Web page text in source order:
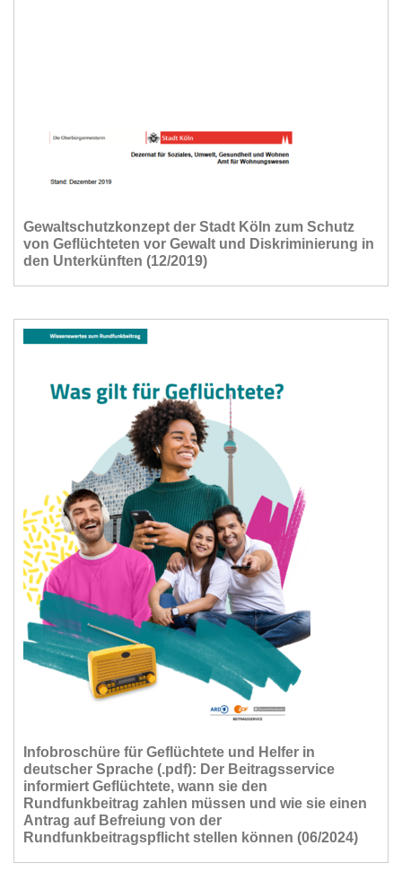
Gewaltschutzkonzept der Stadt Köln zum Schutz
von Geflüchteten vor Gewalt und Diskriminierung in
den Unterkünften (12/2019)
Infobroschüre für Geflüchtete und Helfer in
deutscher Sprache (.pdf): Der Beitragsservice
informiert Geflüchtete, wann sie den
Rundfunkbeitrag zahlen müssen und wie sie einen
Antrag auf Befreiung von der
Rundfunkbeitragspflicht stellen können (06/2024)